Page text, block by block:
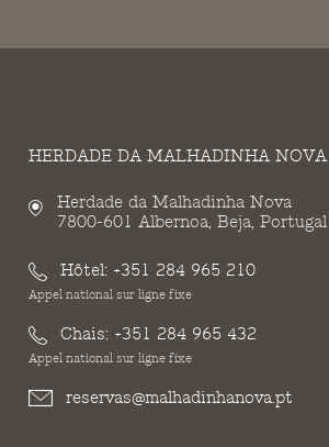
HERDADE DA MALHADINHA NOVA
Herdade da Malhadinha Nova
7800-601 Albernoa, Beja, Portugal
Hôtel: +351 284 965 210
Appel national sur ligne fixe
Chais: +351 284 965 432
Appel national sur ligne fixe
reservas@malhadinhanova.pt